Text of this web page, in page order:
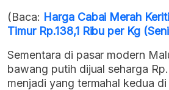
(Baca: Harga Cabai Merah
Timur Rp.138,1 Ribu per Kg
Sementara di pasar modern
bawang putih dijual seharga
menjadi yang termahal kedua